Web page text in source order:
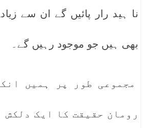
نا ہید رار پائیں گے ان سے
بھی ہیں جو موجود رہیں گے۔
مجموعی طور پر ہمیں
رومان حقیقت کا ایک دلکش